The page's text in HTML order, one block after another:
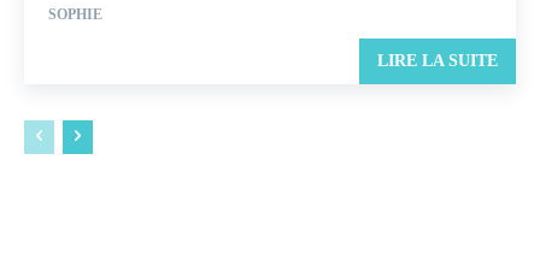
SOPHIE
LIRE LA SUITE